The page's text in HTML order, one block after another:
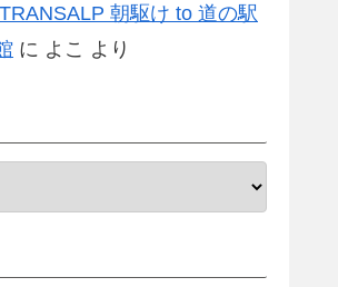
朝駆け to 道の駅
に よこ より